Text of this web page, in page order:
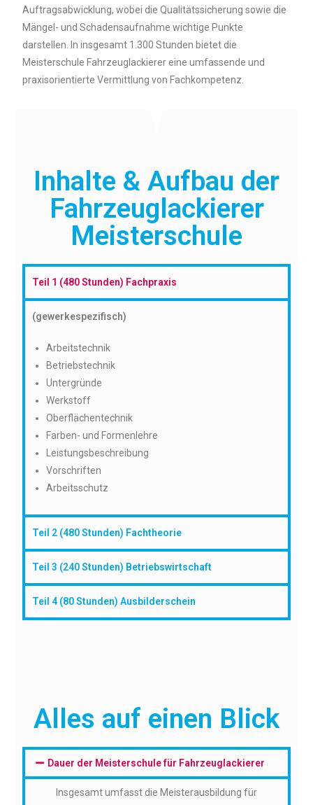
Auftragsabwicklung, wobei die Qualitätssicherung sowie die
Mängel- und Schadensaufnahme wichtige Punkte
darstellen. In insgesamt 1.300 Stunden bietet die
Meisterschule Fahrzeuglackierer eine umfassende und
praxisorientierte Vermittlung von Fachkompetenz.
Inhalte & Aufbau der
Fahrzeuglackierer
Meisterschule
Teil 1 (480 Stunden) Fachpraxis
(gewerkespezifisch)
Arbeitstechnik
Betriebstechnik
Untergründe
Werkstoff
Oberflächentechnik
Farben- und Formenlehre
Leistungsbeschreibung
Vorschriften
Arbeitsschutz
Teil 2 (480 Stunden) Fachtheorie
Teil 3 (240 Stunden) Betriebswirtschaft
Teil 4 (80 Stunden) Ausbilderschein
Alles auf einen Blick
Dauer der Meisterschule für Fahrzeuglackierer
Insgesamt umfasst die Meisterausbildung für